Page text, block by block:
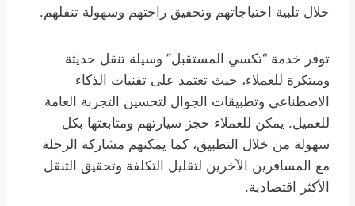
خلال تلبية احتياجاتهم وتحقيق راحتهم وسهولة تنقلهم.
توفر خدمة “تكسي المستقبل” وسيلة تنقل حديثة
ومبتكرة للعملاء، حيث تعتمد على تقنيات الذكاء
الاصطناعي وتطبيقات الجوال لتحسين التجربة العامة
للعميل. يمكن للعملاء حجز سيارتهم ومتابعتها بكل
سهولة من خلال التطبيق، كما يمكنهم مشاركة الرحلة
مع المسافرين الآخرين لتقليل التكلفة وتحقيق التنقل
الأكثر اقتصادية.